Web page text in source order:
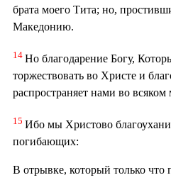
брата моего Тита; но,
Македонию.
14 Но благодарение Богу,
торжествовать во Христе и
распространяет нами во всяком
15 Ибо мы Христово
погибающих:
В отрывке, который только что